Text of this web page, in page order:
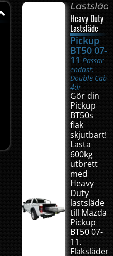
Heavy Duty
Lastsläde
Pickup
BT50 07-
11 Passar
endast:
Double Cab
4dr
Gör din
Pickup
BT50s
flak
skjutbart!
Lasta
600kg
utbrett
med
Heavy
Duty
lastsläde
till Mazda
Pickup
BT50 07-
11.
Flaksläden